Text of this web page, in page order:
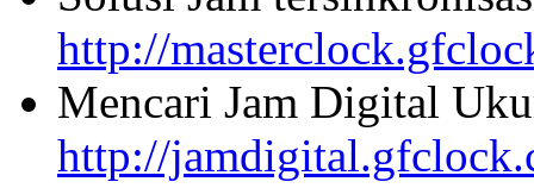
http://
Mencari Jam Digital
http://